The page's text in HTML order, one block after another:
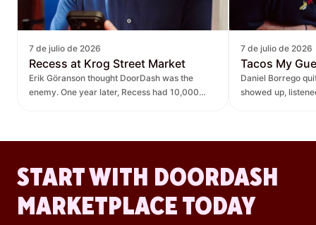
7 de julio de 2026
Recess at Krog Street Market
Erik Göranson thought DoorDash was the
enemy. One year later, Recess had 10,000
7 de julio de 2026
Tacos My
Daniel Borrego
showed up,
START WITH DOORDASH
MARKETPLACE TODAY